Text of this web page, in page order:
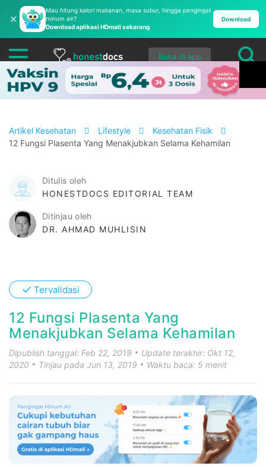
✕
Mau hitung kalori makanan, masa subur, hingga pengingat
minum air?
Download aplikasi HDmall sekarang
Download
Buka di app
Artikel Kesehatan Lifestyle
Kesehatan Fisik
12 Fungsi Plasenta Yang Menakjubkan Selama Kehamilan
Ditulis oleh
HONESTDOCS EDITORIAL TEAM
Ditinjau oleh
DR. AHMAD MUHLISIN
✓ Tervalidasi
12 Fungsi Plasenta Yang
Menakjubkan Selama Kehamilan
Dipublish tanggal: Feb 22, 2019
Update terakhir: Okt 12,
2020
Tinjau pada Jun 13, 2019 Waktu baca: 5 menit